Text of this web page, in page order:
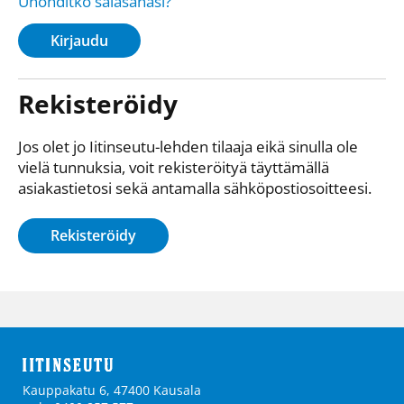
Kirjaudu
Rekisteröidy
Jos olet jo Iitinseutu-lehden tilaaja eikä sinulla ole
vielä tunnuksia, voit rekisteröityä täyttämällä
asiakastietosi sekä antamalla sähkö­posti­osoitteesi.
Rekisteröidy
Kauppakatu 6, 47400 Kausala